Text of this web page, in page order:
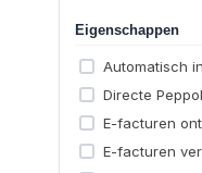
Eigenschappen
Automatisch
Directe
E-facturen
E-facturen